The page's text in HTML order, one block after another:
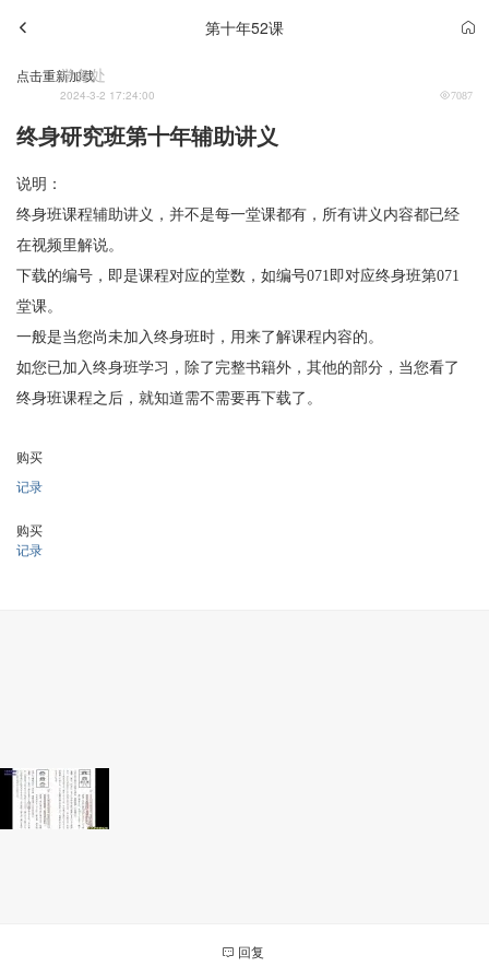
第十年52课
点击重新加载
学务处
2024-3-2 17:24:00 7087
终身研究班第十年辅助讲义
说明：
终身班课程辅助讲义，并不是每一堂课都有，所有讲义内容都已经
在视频里解说。
下载的编号，即是课程对应的堂数，如编号071即对应终身班第071
堂课。
一般是当您尚未加入终身班时，用来了解课程内容的。
如您已加入终身班学习，除了完整书籍外，其他的部分，当您看了
终身班课程之后，就知道需不需要再下载了。
购买
记录
购买
记录
回复